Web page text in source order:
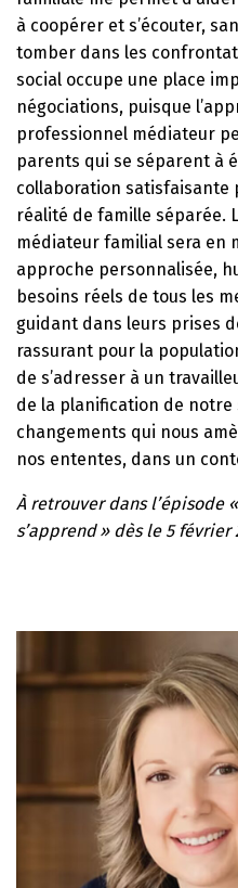
à coopérer et s’écouter,
tomber dans les
social occupe une place
négociations, puisque
professionnel médiateur
parents qui se séparent à
collaboration satisfaisante
réalité de famille séparée.
médiateur familial sera en
approche personnalisée,
besoins réels de tous les
guidant dans leurs prises
rassurant pour la
de s’adresser à un
de la planification de
changements qui nous
nos ententes, dans un
À retrouver dans l’épisode
s’apprend » dès le 5 février